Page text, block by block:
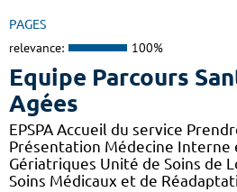
PAGES
relevance: 100%
Equipe Parcours
Agées
EPSPA Accueil du service
Présentation Médecine Interne
Gériatriques Unité de Soins de
Soins Médicaux et de